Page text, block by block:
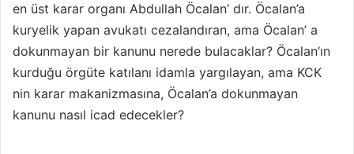
en üst karar organı Abdullah Öcalan’ dır. Öcalan’a
kuryelik yapan avukatı cezalandıran, ama Öcalan’ a
dokunmayan bir kanunu nerede bulacaklar? Öcalan’ın
kurduğu örgüte katılanı idamla yargılayan, ama KCK
nin karar makanizmasına, Öcalan’a dokunmayan
kanunu nasıl icad edecekler?